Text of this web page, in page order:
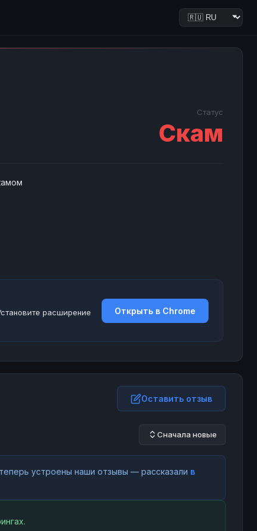
Статус
Скам
расширение
Открыть в Chrome
Оставить отзыв
Сначала новые
устроены наши отзывы — рассказали в